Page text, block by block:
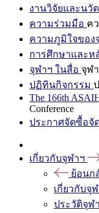
งานวิจัยและนวั
ความร่วมมือ ค
ความภูมิใจของ
การศึกษาและห
จุฬาฯ ในสื่อ จุฬ
ปฏิทินกิจกรรม
The 166th
Conference
ประกาศจัดซื้อจั
เกี่ยวกับจุฬาฯ
ย้อนก
เกี่ยวกับจุ
ประวัติจุฬ